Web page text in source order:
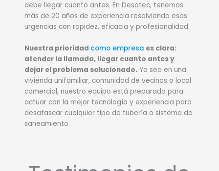
debe llegar cuanto antes. En Desatec, tenemos
más de 20 años de experiencia resolviendo esas
urgencias con rapidez, eficacia y profesionalidad.
Nuestra prioridad como empresa es clara:
atender la llamada, llegar cuanto antes y
dejar el problema solucionado. Ya sea en una
vivienda unifamiliar, comunidad de vecinos o local
comercial, nuestro equipo está preparado para
actuar con la mejor tecnología y experiencia para
desatascar cualquier tipo de tubería o sistema de
saneamiento.